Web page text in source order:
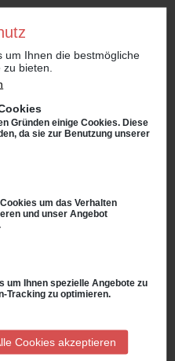
Maps
17:00 Uhr
Uhr
– 18:00 Uhr
Service
um Ihnen die bestmögliche
bieten.
Gründen einige Cookies. Diese
da sie zur Benutzung unserer
um das Verhalten
und unser Angebot
um Ihnen spezielle Angebote zu
Tracking zu optimieren.
Cookies akzeptieren